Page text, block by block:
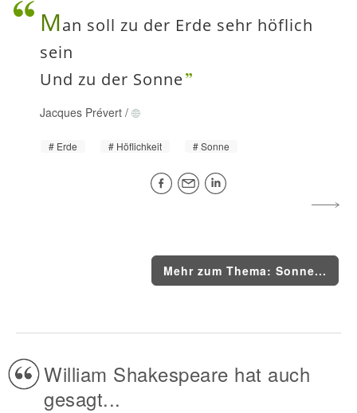
Man soll zu der Erde sehr höflich
sein
Und zu der Sonne
Jacques Prévert /
Erde Höflichkeit Sonne
Mehr zum Thema: Sonne...
William Shakespeare hat auch
gesagt...